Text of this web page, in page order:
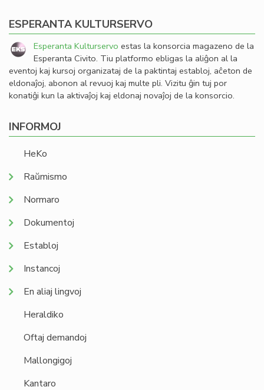
ESPERANTA KULTURSERVO
Esperanta Kulturservo estas la konsorcia magazeno de la
Esperanta Civito. Tiu platformo ebligas la aliĝon al la
eventoj kaj kursoj organizataj de la paktintaj establoj, aĉeton de
eldonaĵoj, abonon al revuoj kaj multe pli. Vizitu ĝin tuj por
konatiĝi kun la aktivaĵoj kaj eldonaj novaĵoj de la konsorcio.
INFORMOJ
HeKo
Raŭmismo
Normaro
Dokumentoj
Establoj
Instancoj
En aliaj lingvoj
Heraldiko
Oftaj demandoj
Mallongigoj
Kantaro